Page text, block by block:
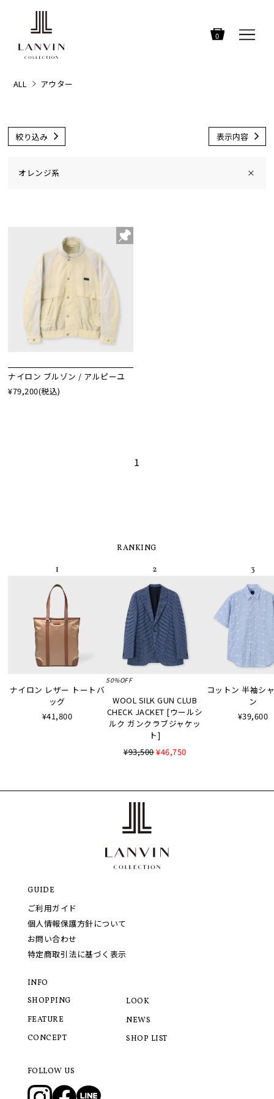
0
ALL アウター
絞り込み 表示内容
オレンジ系 ×
ナイロン ブルゾン / アルピーユ
¥79,200(税込)
1
RANKING
ナイロン レザー トートバ
ッグ
¥41,800
50%OFF
WOOL SILK GUN CLUB
CHECK JACKET [ウールシ
ルク ガンクラブジャケッ
ト]
¥93,500¥46,750
コットン 半袖シ
ン
¥39,600
GUIDE
ご利用ガイド
個人情報保護方針について
お問い合わせ
特定商取引法に基づく表示
INFO
SHOPPING
FEATURE
CONCEPT
LOOK
NEWS
SHOP LIST
FOLLOW US